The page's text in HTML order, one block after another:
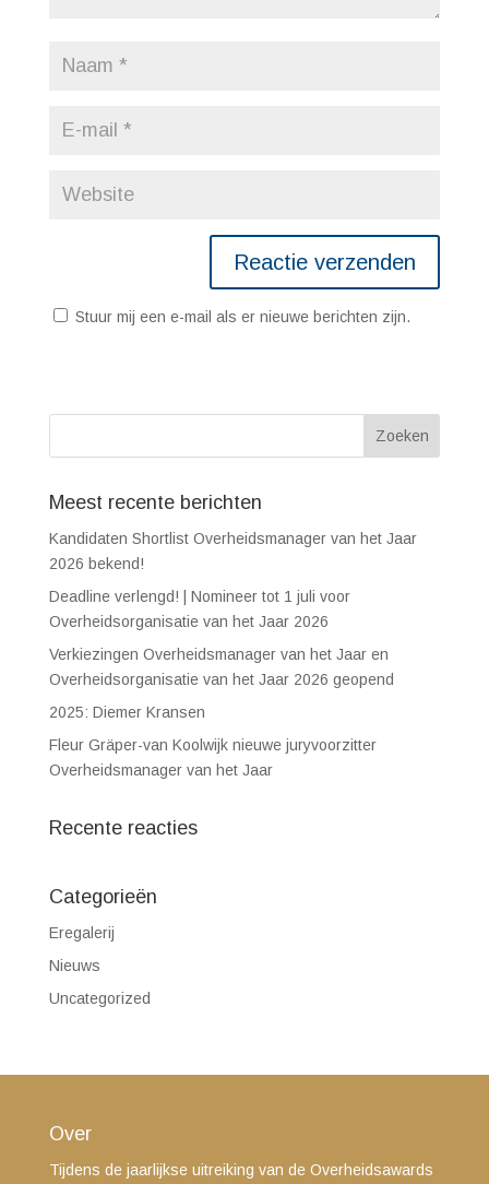
Stuur mij een e-mail als er nieuwe berichten zijn.
Meest recente berichten
Kandidaten Shortlist Overheidsmanager van het Jaar
2026 bekend!
Deadline verlengd! | Nomineer tot 1 juli voor
Overheidsorganisatie van het Jaar 2026
Verkiezingen Overheidsmanager van het Jaar en
Overheidsorganisatie van het Jaar 2026 geopend
2025: Diemer Kransen
Fleur Gräper-van Koolwijk nieuwe juryvoorzitter
Overheidsmanager van het Jaar
Recente reacties
Categorieën
Eregalerij
Nieuws
Uncategorized
Over
Tijdens de jaarlijkse uitreiking van de Overheidsawards